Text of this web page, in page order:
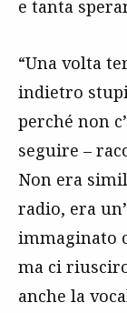
e tanta
“Una volta
indietro
perché non
seguire –
Non era
radio, era
immaginato
ma ci
anche la